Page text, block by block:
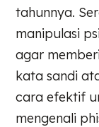
tahunnya.
manipulasi
agar
kata sandi
cara efektif
mengenali